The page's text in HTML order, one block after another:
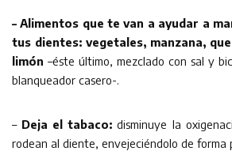
– Alimentos que te van a ayudar a
tus dientes: vegetales, manzana,
limón –éste último, mezclado con sal y
blanqueador casero-.
– Deja el tabaco: disminuye la
rodean al diente, envejeciéndolo de forma